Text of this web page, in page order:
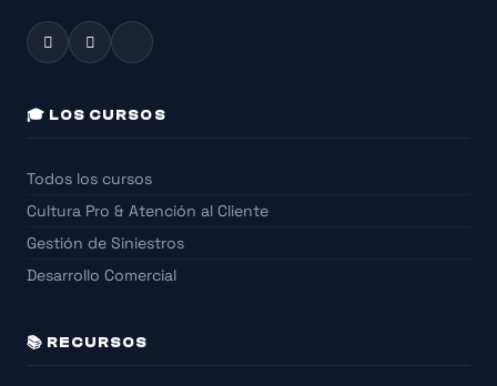
🎓 LOS CURSOS
Todos los cursos
Cultura Pro & Atención al Cliente
Gestión de Siniestros
Desarrollo Comercial
📚 RECURSOS